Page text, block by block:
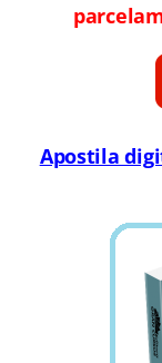
Apostila